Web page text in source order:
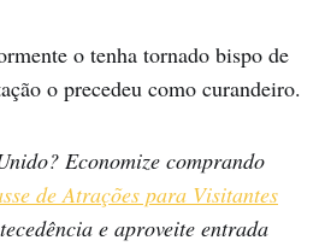
o tenha tornado bispo de
o precedeu como curandeiro.
Economize comprando
de Atrações para Visitantes
e aproveite entrada